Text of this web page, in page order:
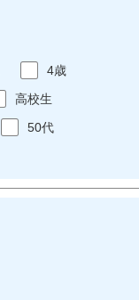
4歳
高校生
50代